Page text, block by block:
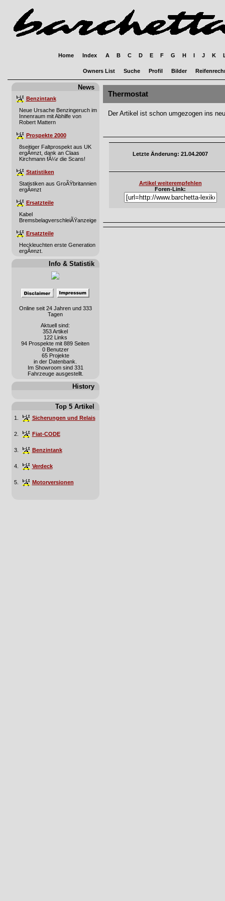
Home Index A B C D E F G H I J K
Owners List Suche Profil Bilder
News
Benzintank
Neue Ursache Benzingeruch im
Innenraum mit Abhilfe von
Robert Mattern
Prospekte 2000
8seitiger Faltprospekt aus UK
ergÃ¤nzt, dank an Claas
Kirchmann fÃ¼r die Scans!
Statistiken
Statistiken aus GroÃŸbritannien
ergÃ¤nzt
Ersatzteile
Kabel
BremsbelagverschleiÃŸanzeige
Ersatzteile
Heckleuchten erste Generation
ergÃ¤nzt.
Info & Statistik
Online seit 24 Jahren und 333
Tagen
Aktuell sind:
353 Artikel
122 Links
94 Prospekte mit 889 Seiten
0 Benutzer
65 Projekte
in der Datenbank.
Im Showroom sind 331
Fahrzeuge ausgestellt.
History
Top 5 Artikel
1. Sicherungen und Relais
2. Fiat-CODE
3. Benzintank
4. Verdeck
5. Motorversionen
Thermostat
Der Artikel ist schon umgezogen ins
Letzte Änderung: 21.04.2007
Artikel weiterempfehlen
Foren-Link: